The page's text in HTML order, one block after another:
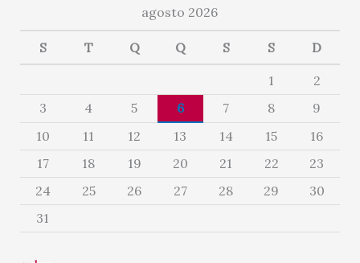
agosto 2026
S T Q Q S S D
1
2
3
4 5 6 7 8
9
10
11 12 13 14 15
16
17
18 19 20 21 22
23
24
25 26 27 28 29
30
31